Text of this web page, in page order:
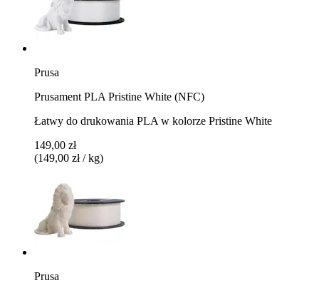
Prusa
Prusament PLA Pristine White (NFC)
Łatwy do drukowania PLA w kolorze Pristine White
149,00 zł
(149,00 zł / kg)
Prusa